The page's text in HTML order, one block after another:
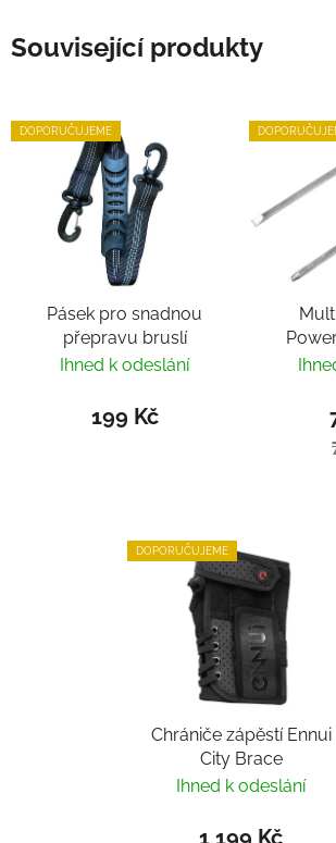
Související produkty
DOPORUČUJEME
Pásek pro snadnou
přepravu bruslí
Ihned k odeslání
199 Kč
DOPORUČUJEME
Chrániče zápěstí Ennui
City Brace
Ihned k odeslání
1 199 Kč